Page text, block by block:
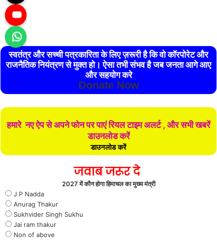
स्वतंत्र और सच्ची पत्रकारिता के लिए ज़रूरी है कि वो कॉरपोरेट और
राजनैतिक नियंत्रण से मुक्त हो। ऐसा तभी संभव है जब जनता आगे आए
और सहयोग करे
Donate Now
हमारे नए ऐप से अपने फोन पर पाएं रियल टाइम अलर्ट , और सभी खबरें
डाउनलोड करें
डाउनलोड करें
जवाब जरूर दे
2027 में कौन होगा हिमाचल का मुख्य मंत्री
J P Nadda
Anurag Thakur
Sukhvider Singh Sukhu
Jai ram thakur
Non of above